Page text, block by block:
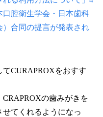
腔衛生学会・日本歯科
合同の提言が発表され
CURAPROXをおすす
の歯みがきを
てくれるようになっ